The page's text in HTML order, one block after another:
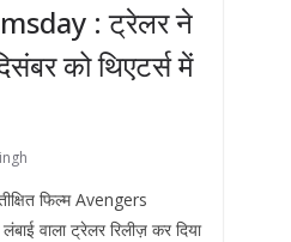
: ट्रेलर ने
को थिएटर्स में
फिल्म Avengers
वाला ट्रेलर रिलीज़ कर दिया